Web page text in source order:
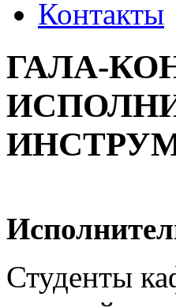
Контакты
ГАЛА-
Студенты